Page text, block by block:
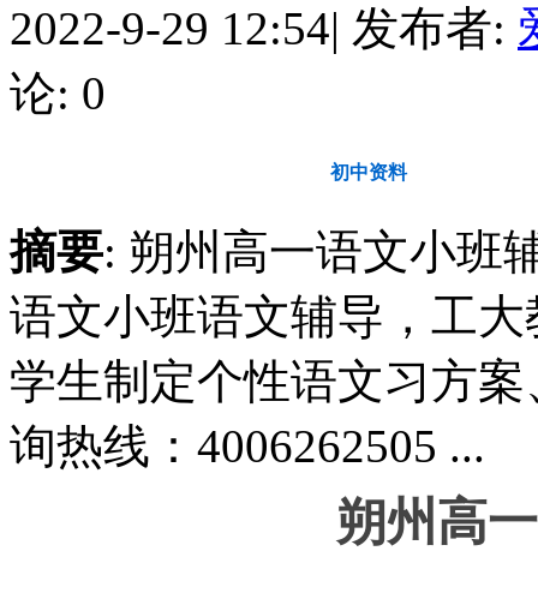
2022-9-29 12:54| 发布者:
论: 0
初中资料
摘要: 朔州高一语文小班
语文小班语文辅导，工
学生制定个性语文习方
询热线：4006262505 ...
朔州高